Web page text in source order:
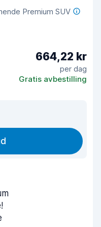
Premium SUV
664,22 kr
per dag
Gratis avbestilling